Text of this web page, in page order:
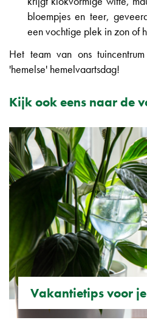
bloempjes en teer,
een vochtige plek in zon of
Het team van ons
'hemelse' hemelvaartsdag!
Kijk ook eens naar de
Vakantietips voor